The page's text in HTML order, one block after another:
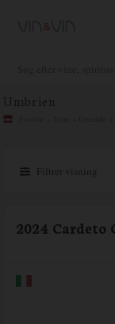
Umbrien
Filtrer visning